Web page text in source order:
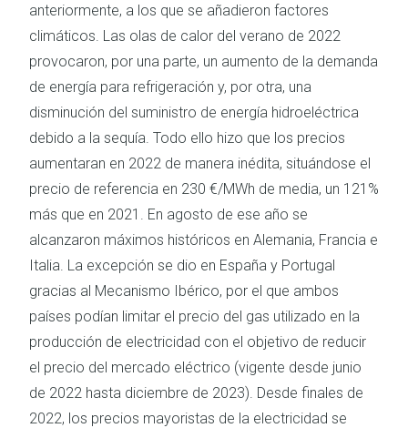
anteriormente, a los que se añadieron factores
climáticos. Las olas de calor del verano de 2022
provocaron, por una parte, un aumento de la demanda
de energía para refrigeración y, por otra, una
disminución del suministro de energía hidroeléctrica
debido a la sequía. Todo ello hizo que los precios
aumentaran en 2022 de manera inédita, situándose el
precio de referencia en 230 €/MWh de media, un 121%
más que en 2021. En agosto de ese año se
alcanzaron máximos históricos en Alemania, Francia e
Italia. La excepción se dio en España y Portugal
gracias al Mecanismo Ibérico, por el que ambos
países podían limitar el precio del gas utilizado en la
producción de electricidad con el objetivo de reducir
el precio del mercado eléctrico (vigente desde junio
de 2022 hasta diciembre de 2023). Desde finales de
2022, los precios mayoristas de la electricidad se